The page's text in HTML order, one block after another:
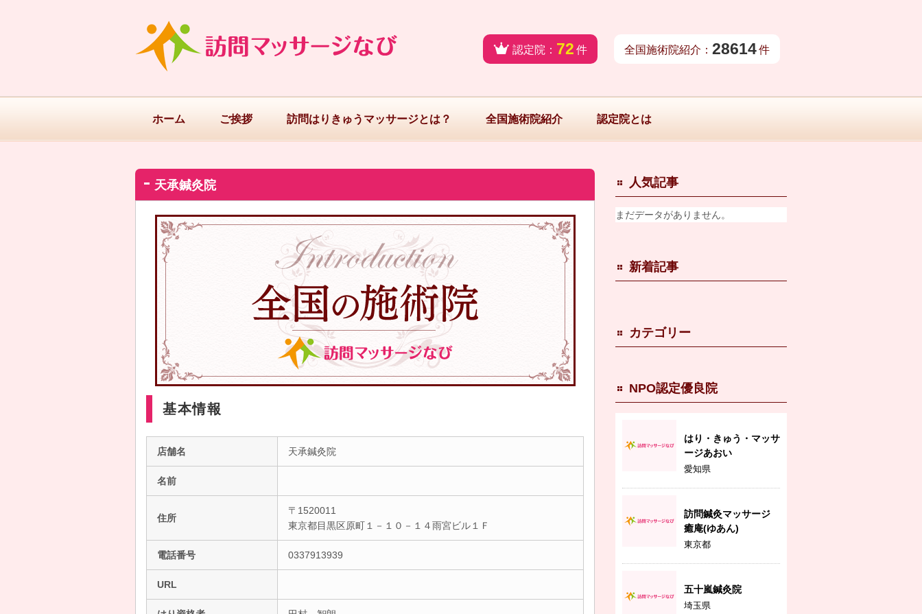
認定院： 72 件 全国施術院紹介： 28614件
ホーム ご挨拶 訪問はりきゅうマッサージとは？ 全国施術院紹介 認定院とは
天承鍼灸院
基本情報
店舗名 天承鍼灸院
名前
住所
〒1520011
東京都目黒区原町１－１０－１４雨宮ビル１Ｆ
電話番号 0337913939
URL
人気記事
まだデータがありません。
新着記事
カテゴリー
NPO認定優良院
はり・きゅう・マッサ
ージあおい
愛知県
訪問鍼灸マッサージ
癒庵(ゆあん)
東京都
五十嵐鍼灸院
埼玉県